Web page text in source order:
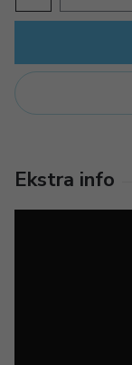
Ekstra info